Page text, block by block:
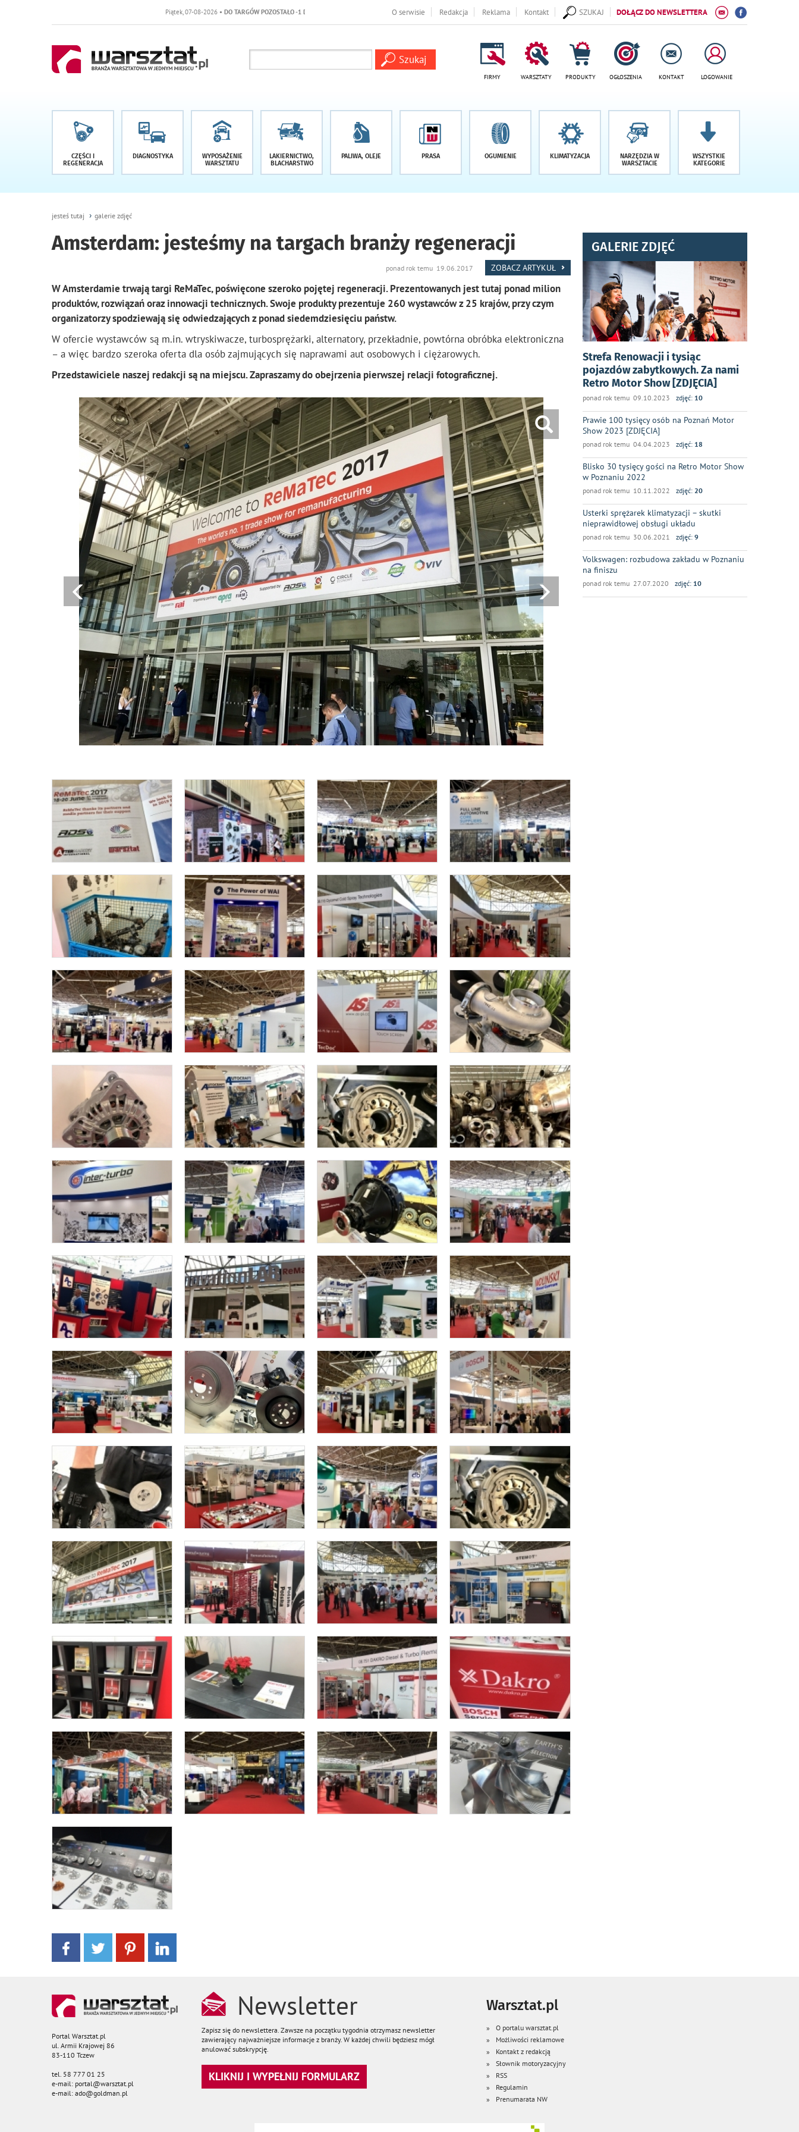
Piątek, 07-08-2026• DO TARGÓW POZOSTAŁO -1 DNI O serwisie Redakcja Reklama Kontakt DOŁĄCZ DO NEWSLETTERA
SZUKAJ
FIRMY WARSZTATY PRODUKTY OGŁOSZENIA KONTAKT LOGOWANIE
CZĘŚCI I
REGENERACJA
DIAGNOSTYKA
WYPOSAŻENIE
WARSZTATU
LAKIERNICTWO,
BLACHARSTWO
PALIWA, OLEJE PRASA OGUMIENIE KLIMATYZACJA
NARZĘDZIA W
WARSZTACIE
WSZYSTKIE
KATEGORIE
jesteś tutaj galerie zdjęć
Amsterdam: jesteśmy na targach branży regeneracji
ponad rok temu 19.06.2017 ZOBACZ ARTYKUŁ
W Amsterdamie trwają targi ReMaTec, poświęcone szeroko pojętej regeneracji. Prezentowanych jest tutaj ponad milion
produktów, rozwiązań oraz innowacji technicznych. Swoje produkty prezentuje 260 wystawców z 25 krajów, przy czym
organizatorzy spodziewają się odwiedzających z ponad siedemdziesięciu państw.
W ofercie wystawców są m.in. wtryskiwacze, turbosprężarki, alternatory, przekładnie, powtórna obróbka elektroniczna
– a więc bardzo szeroka oferta dla osób zajmujących się naprawami aut osobowych i ciężarowych.
Przedstawiciele naszej redakcji są na miejscu. Zapraszamy do obejrzenia pierwszej relacji fotograficznej.
GALERIE ZDJĘĆ
Strefa Renowacji i tysiąc
pojazdów zabytkowych. Za nami
Retro Motor Show [ZDJĘCIA]
ponad rok temu 09.10.2023 zdjęć: 10
Prawie 100 tysięcy osób na Poznań Motor
Show 2023 [ZDJĘCIA]
ponad rok temu 04.04.2023 zdjęć: 18
Blisko 30 tysięcy gości na Retro Motor Show
w Poznaniu 2022
ponad rok temu 10.11.2022 zdjęć: 20
Usterki sprężarek klimatyzacji – skutki
nieprawidłowej obsługi układu
ponad rok temu 30.06.2021 zdjęć: 9
Volkswagen: rozbudowa zakładu w Poznaniu
na finiszu
ponad rok temu 27.07.2020 zdjęć: 10
Portal Warsztat.pl
ul. Armii Krajowej 86
83-110 Tczew
tel. 58 777 01 25
e-mail: portal@warsztat.pl
e-mail: ado@goldman.pl
Newsletter
Zapisz się do newslettera. Zawsze na początku tygodnia otrzymasz newsletter
zawierający najważniejsze informacje z branży. W każdej chwili będziesz mógł
anulować subskrypcję.
KLIKNIJ I WYPEŁNIJ FORMULARZ
Warsztat.pl
O portalu warsztat.pl
Możliwości reklamowe
Kontakt z redakcją
Słownik motoryzacyjny
RSS
Regulamin
Prenumarata NW